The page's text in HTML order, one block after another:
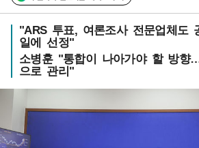
"ARS 투표, 여론조사 전문업체도
일에 선정"
소병훈 "통합이 나아가야 할 방향
으로 관리"